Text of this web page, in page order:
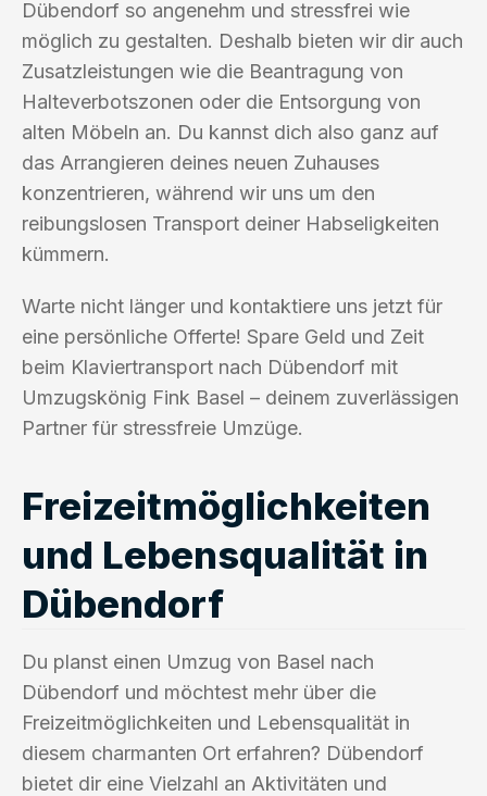
Dübendorf so angenehm und stressfrei wie
möglich zu gestalten. Deshalb bieten wir dir auch
Zusatzleistungen wie die Beantragung von
Halteverbotszonen oder die Entsorgung von
alten Möbeln an. Du kannst dich also ganz auf
das Arrangieren deines neuen Zuhauses
konzentrieren, während wir uns um den
reibungslosen Transport deiner Habseligkeiten
kümmern.
Warte nicht länger und kontaktiere uns jetzt für
eine persönliche Offerte! Spare Geld und Zeit
beim Klaviertransport nach Dübendorf mit
Umzugskönig Fink Basel – deinem zuverlässigen
Partner für stressfreie Umzüge.
Freizeitmöglichkeiten
und Lebensqualität in
Dübendorf
Du planst einen Umzug von Basel nach
Dübendorf und möchtest mehr über die
Freizeitmöglichkeiten und Lebensqualität in
diesem charmanten Ort erfahren? Dübendorf
bietet dir eine Vielzahl an Aktivitäten und